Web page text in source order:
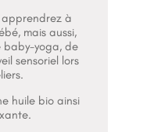
apprendrez à
mais aussi,
baby-yoga, de
sensoriel lors
huile bio ainsi